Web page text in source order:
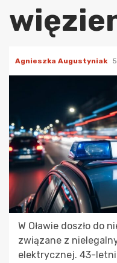
Agnieszka Augustyniak
W Oławie doszło do
związane z
elektrycznej. 43-